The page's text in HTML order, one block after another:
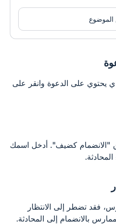
يحتوي على الدعوة وانقر على
"الانضمام كضيف". أدخل اسمك
فقد تضطر إلى الانتظار
بالانضمام إلى المحادثة.